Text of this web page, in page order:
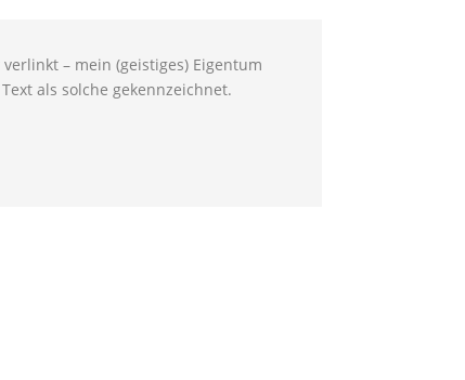
– mein (geistiges) Eigentum
als solche gekennzeichnet.